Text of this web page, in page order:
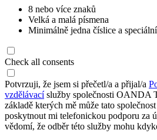
8 nebo více znaků
Velká a malá písmena
Minimálně jedna číslice a
Check all consents
Potvrzuji, že jsem si přečetl/a a přijal/a
vzdělávacíslužby společnosti OANDA
základě kterých mě může tato
poskytnout mi telefonickou podporu za
vědomí, že odběr této služby mohu